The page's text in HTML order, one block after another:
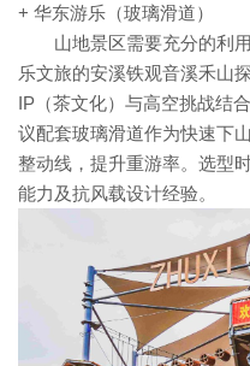
+ 华东游乐（玻璃滑道）
山地景区需要充分的利用
乐文旅的安溪铁观音溪禾山
IP（茶文化）与高空挑战结
议配套玻璃滑道作为快速下
整动线，提升重游率。选型
能力及抗风载设计经验。